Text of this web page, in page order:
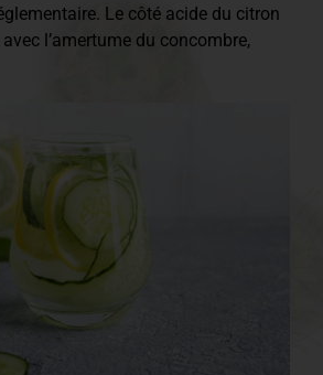
Le côté acide du citron
l’amertume du concombre,